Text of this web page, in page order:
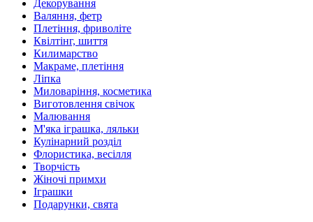
Декорування
Валяння, фетр
Плетіння, фриволіте
Квілтінг, шиття
Килимарство
Макраме, плетіння
Ліпка
Миловаріння, косметика
Виготовлення свічок
Малювання
М'яка іграшка, ляльки
Кулінарний розділ
Флористика, весілля
Творчість
Жіночі примхи
Іграшки
Подарунки, свята